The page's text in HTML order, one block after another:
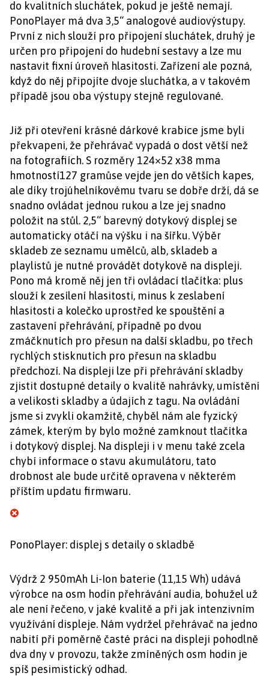
do kvalitních sluchátek, pokud je ještě nemají.
PonoPlayer má dva 3,5“ analogové audiovýstupy.
První z nich slouží pro připojení sluchátek, druhý je
určen pro připojení do hudební sestavy a lze mu
nastavit fixní úroveň hlasitosti. Zařízení ale pozná,
když do něj připojíte dvoje sluchátka, a v takovém
případě jsou oba výstupy stejně regulované.
Již při otevření krásné dárkové krabice jsme byli
překvapeni, že přehrávač vypadá o dost větší než
na fotografiích. S rozměry 124×52 x38 mma
hmotností127 gramůse vejde jen do větších kapes,
ale díky trojúhelníkovému tvaru se dobře drží, dá se
snadno ovládat jednou rukou a lze jej snadno
položit na stůl. 2,5“ barevný dotykový displej se
automaticky otáčí na výšku i na šířku. Výběr
skladeb ze seznamu umělců, alb, skladeb a
playlistů je nutné provádět dotykově na displeji.
Pono má kromě něj jen tři ovládací tlačítka: plus
slouží k zesílení hlasitosti, minus k zeslabení
hlasitosti a kolečko uprostřed ke spouštění a
zastavení přehrávání, případně po dvou
zmáčknutích pro přesun na další skladbu, po třech
rychlých stisknutích pro přesun na skladbu
předchozí. Na displeji lze při přehrávání skladby
zjistit dostupné detaily o kvalitě nahrávky, umístění
a velikosti skladby a údajích z tagu. Na ovládání
jsme si zvykli okamžitě, chyběl nám ale fyzický
zámek, kterým by bylo možné zamknout tlačítka
i dotykový displej. Na displeji i v menu také zcela
chybí informace o stavu akumulátoru, tato
drobnost ale bude určitě opravena v některém
příštím updatu firmwaru.
PonoPlayer: displej s detaily o skladbě
Výdrž 2 950mAh Li-Ion baterie (11,15 Wh) udává
výrobce na osm hodin přehrávání audia, bohužel už
ale není řečeno, v jaké kvalitě a při jak intenzivním
využívání displeje. Nám vydržel přehrávač na jedno
nabití při poměrně časté práci na displeji pohodlně
dva dny v provozu, takže zmíněných osm hodin je
spíš pesimistický odhad.